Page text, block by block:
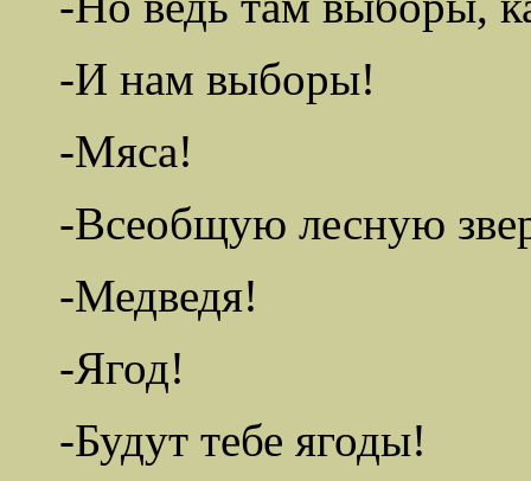
-И нам выборы!
-Мяса!
-Всеобщую лесную
-Медведя!
-Ягод!
-Будут тебе ягоды!